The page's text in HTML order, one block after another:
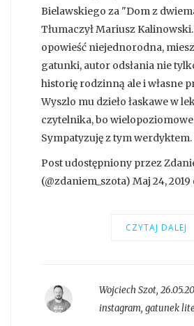
Bielawskiego za "Dom z
Tłumaczył Mariusz
opowieść niejednorodna,
gatunki, autor odsłania nie
historię rodzinną ale i własne
Wyszlo mu dzieło łaskawe w
czytelnika, bo
Sympatyzuję z tym werdyktem.
Post udostępniony przez
(@zdaniem_szota) Maj 24, 2019
CZYTAJ DALEJ
Wojciech Szot,
instagram, gatunek